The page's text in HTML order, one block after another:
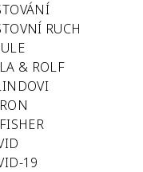
RUCH
& ROLF
19